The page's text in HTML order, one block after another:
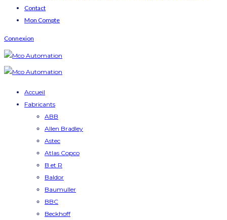
Contact
Mon Compte
Connexion
Accueil
Fabricants
ABB
Allen Bradley
Astec
Atlas Copco
B et R
Baldor
Baumuller
BBC
Beckhoff